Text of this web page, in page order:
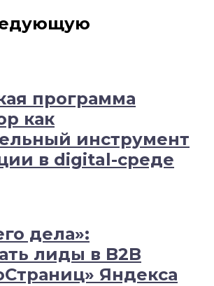
программа
как
инструмент
в digital-среде
дела»:
лиды в B2B
Яндекса